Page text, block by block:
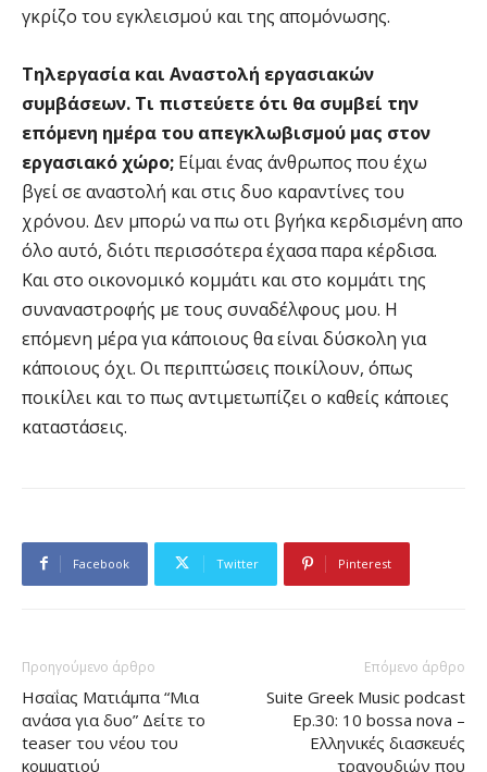
γκρίζο του εγκλεισμού και της απομόνωσης.
Τηλεργασία και Αναστολή εργασιακών
συμβάσεων. Τι πιστεύετε ότι θα συμβεί την
επόμενη ημέρα του απεγκλωβισμού μας στον
εργασιακό χώρο; Είμαι ένας άνθρωπος που έχω
βγεί σε αναστολή και στις δυο καραντίνες του
χρόνου. Δεν μπορώ να πω οτι βγήκα κερδισμένη απο
όλο αυτό, διότι περισσότερα έχασα παρα κέρδισα.
Και στο οικονομικό κομμάτι και στο κομμάτι της
συναναστροφής με τους συναδέλφους μου. Η
επόμενη μέρα για κάποιους θα είναι δύσκολη για
κάποιους όχι. Οι περιπτώσεις ποικίλουν, όπως
ποικίλει και το πως αντιμετωπίζει ο καθείς κάποιες
καταστάσεις.
Facebook Twitter Pinterest
Προηγούμενο άρθρο
Ησαΐας Ματιάμπα “Μια
ανάσα για δυο” Δείτε το
teaser του νέου του
κομματιού
Επόμενο άρθρο
Suite Greek Music podcast
Ep.30: 10 bossa nova –
Ελληνικές διασκευές
τραγουδιών που